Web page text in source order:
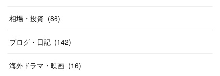
相場・投資 (86)
ブログ・日記 (142)
海外ドラマ・映画 (16)